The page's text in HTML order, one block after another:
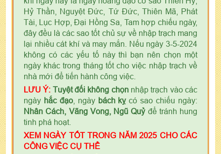
Hỷ Thần, Nguyệt Đức, Tứ Đức, Thiên Mã, Phát
Tài, Lục Hợp, Đại Hồng Sa, Tam hợp chiếu ngày,
đây đều là các sao tốt chủ sự về nhập trạch mang
lại nhiều cát khí và may mắn. Nếu ngày 3-5-2024
không có các yếu tố này thì bạn nên chọn một
ngày khác trong tháng tốt cho việc nhập trạch về
nhà mới để tiến hành công việc.
LƯU Ý: Tuyệt đối không chọnnhập trạch vào các
ngày hắc đạo, ngày bách kỵcó sao chiếu ngày:
Nhân Cách, Vãng Vong, Ngũ Quỷđể tránh hung
tinh phá hoạt.
XEM NGÀY TỐT TRONG NĂM 2025 CHO CÁC
CÔNG VIỆC CỤ THỂ